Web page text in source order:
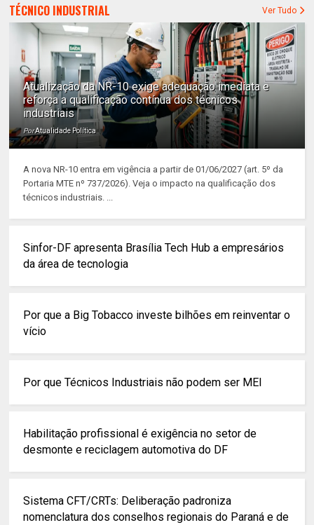
TÉCNICO INDUSTRIAL Ver Tudo
Atualização da NR-10 exige adequação imediata e
reforça a qualificação contínua dos técnicos
industriais
PorAtualidade Política
A nova NR-10 entra em vigência a partir de 01/06/2027 (art. 5º da
Portaria MTE nº 737/2026). Veja o impacto na qualificação dos
técnicos industriais. ...
Sinfor-DF apresenta Brasília Tech Hub a empresários
da área de tecnologia
Por que a Big Tobacco investe bilhões em reinventar o
vício
Por que Técnicos Industriais não podem ser MEI
Habilitação profissional é exigência no setor de
desmonte e reciclagem automotiva do DF
Sistema CFT/CRTs: Deliberação padroniza
nomenclatura dos conselhos regionais do Paraná e de